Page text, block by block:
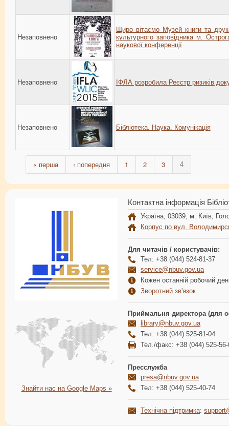
Незаповнено
Щиро вітаємо Музей книги та
культурного заповідника м.
наукової конференції
Незаповнено ІФЛА розробила Реєстр ризиків
Незаповнено Бібліотека. Наука. Комунікація
« перша ‹ попередня 1 2 3 4
Знайти нас на Google Maps »
Контактна інформація
Україна, 03039, м. Київ,
Корпус по вул.
Для читачів / користувачів:
Тел: +38 (044) 524-81-37
service@nbuv.gov.ua
Кожен останній робочий
Зворотний зв'язок
Приймальня директора (для
library@nbuv.gov.ua
Тел: +38 (044) 525-81-04
Тел./факс: +38 (044) 525-56-
Пресслужба
presa@nbuv.gov.ua
Тел: +38 (044) 525-40-74
Технічна підтримка: